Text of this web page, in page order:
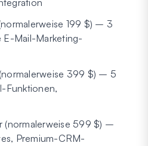
199 $) – 3
E-Mail-Marketing-
399 $) – 5
Funktionen,
(normalerweise 599 $) –
Premium-CRM-